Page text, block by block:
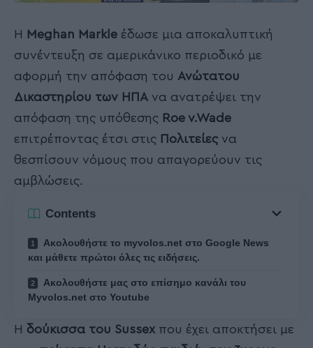
Η Meghan Markle έδωσε μια αποκαλυπτική
συνέντευξη σε αμερικάνικο περιοδικό με
αφορμή την απόφαση του Ανώτατου
Δικαστηρίου των ΗΠΑ να ανατρέψει την
απόφαση της υπόθεσης Roe v.Wade
επιτρέποντας έτσι στις Πολιτείεςνα
θεσπίσουν νόμους που απαγορεύουν τις
αμβλώσεις.
Contents
Ακολουθήστε το myvolos.net στο Google News
και μάθετε πρώτοι όλες τις ειδήσεις.
Ακολουθήστε μας στο επίσημο κανάλι του
Myvolos.net στο Youtube
Η δούκισσα του Sussex που έχει αποκτήσει με